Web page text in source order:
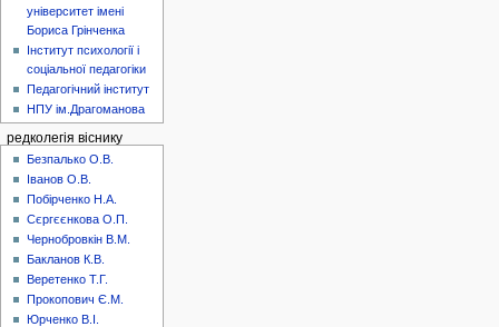
університет імені
Бориса Грінченка
Інститут психології і
соціальної педагогіки
Педагогічний інститут
НПУ ім.Драгоманова
редколегія віснику
Безпалько О.В.
Іванов О.В.
Побірченко Н.А.
Сєргєєнкова О.П.
Чернобровкін В.М.
Бакланов К.В.
Веретенко Т.Г.
Прокопович Є.М.
Юрченко В.І.